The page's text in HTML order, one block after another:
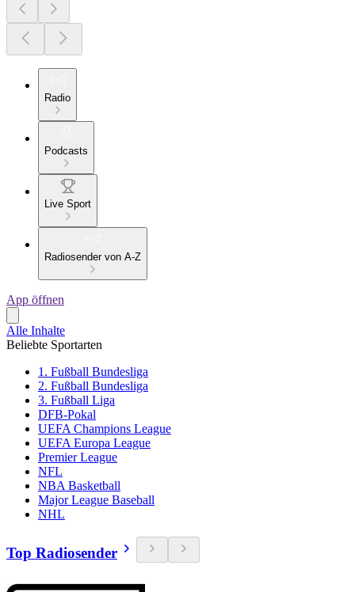
Radio
Podcasts
Live Sport
Radiosender von A-Z
App öffnen
Alle Inhalte
Beliebte Sportarten
1. Fußball Bundesliga
2. Fußball Bundesliga
3. Fußball Liga
DFB-Pokal
UEFA Champions League
UEFA Europa League
Premier League
NFL
NBA Basketball
Major League Baseball
NHL
Top Radiosender